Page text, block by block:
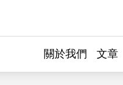
關於我們 文章